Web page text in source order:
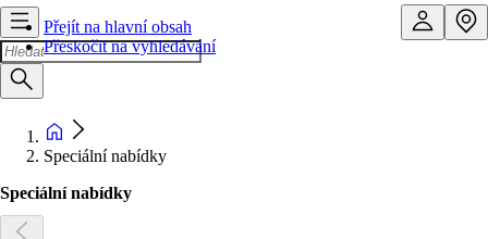
Přejít na hlavní obsah
Přeskočit na vyhledávání
Speciální nabídky
Speciální nabídky